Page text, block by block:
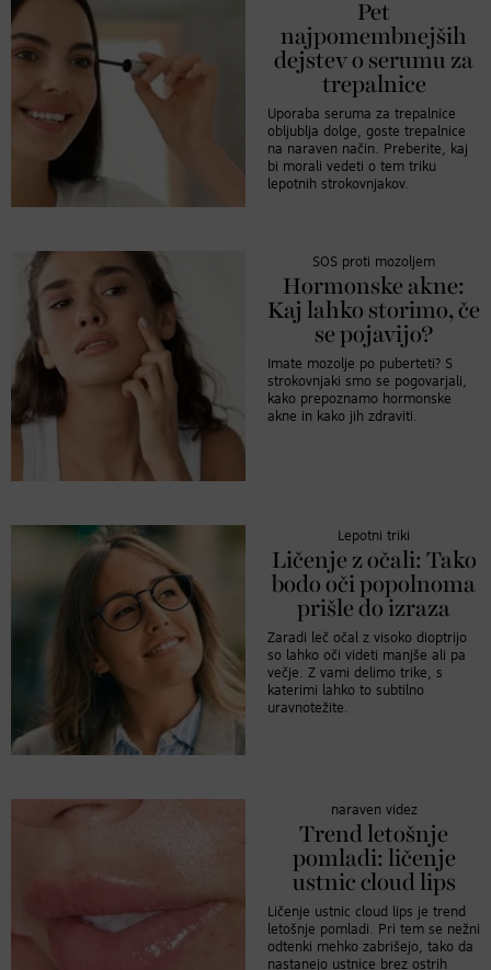
Pet
najpomembnejših
dejstev o serumu za
trepalnice
Uporaba seruma za trepalnice
obljublja dolge, goste trepalnice
na naraven način. Preberite, kaj
bi morali vedeti o tem triku
lepotnih strokovnjakov.
SOS proti mozoljem
Hormonske akne:
Kaj lahko storimo, če
se pojavijo?
Imate mozolje po puberteti? S
strokovnjaki smo se pogovarjali,
kako prepoznamo hormonske
akne in kako jih zdraviti.
Lepotni triki
Ličenje z očali: Tako
bodo oči popolnoma
prišle do izraza
Zaradi leč očal z visoko dioptrijo
so lahko oči videti manjše ali pa
večje. Z vami delimo trike, s
katerimi lahko to subtilno
uravnotežite.
naraven videz
Trend letošnje
pomladi: ličenje
ustnic cloud lips
Ličenje ustnic cloud lips je trend
letošnje pomladi. Pri tem se nežni
odtenki mehko zabrišejo, tako da
nastanejo ustnice brez ostrih